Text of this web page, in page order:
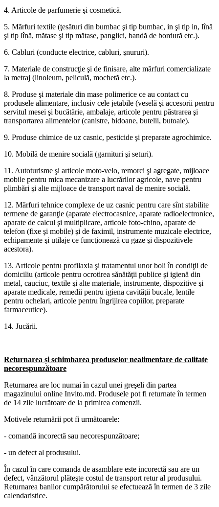
4. Articole de parfumerie şi cosmetică.
5. Mărfuri textile (ţesături din bumbac şi tip bumbac, in şi tip in, lînă
şi tip lînă, mătase şi tip mătase, panglici, bandă de bordură etc.).
6. Cabluri (conducte electrice, cabluri, şnururi).
7. Materiale de construcţie şi de finisare, alte mărfuri comercializate
la metraj (linoleum, peliculă, mochetă etc.).
8. Produse şi materiale din mase polimerice ce au contact cu
produsele alimentare, inclusiv cele jetabile (veselă şi accesorii pentru
servitul mesei şi bucătărie, ambalaje, articole pentru păstrarea şi
transportarea alimentelor (canistre, bidoane, butelii, butoaie).
9. Produse chimice de uz casnic, pesticide şi preparate agrochimice.
10. Mobilă de menire socială (garnituri şi seturi).
11. Autoturisme şi articole moto-velo, remorci şi agregate, mijloace
mobile pentru mica mecanizare a lucrărilor agricole, nave pentru
plimbări şi alte mijloace de transport naval de menire socială.
12. Mărfuri tehnice complexe de uz casnic pentru care sînt stabilite
termene de garanţie (aparate electrocasnice, aparate radioelectronice,
aparate de calcul şi multiplicare, articole foto-chino, aparate de
telefon (fixe şi mobile) şi de faximil, instrumente muzicale electrice,
echipamente şi utilaje ce funcţionează cu gaze şi dispozitivele
acestora).
13. Articole pentru profilaxia şi tratamentul unor boli în condiţii de
domiciliu (articole pentru ocrotirea sănătăţii publice şi igienă din
metal, cauciuc, textile şi alte materiale, instrumente, dispozitive şi
aparate medicale, remedii pentru igiena cavităţii bucale, lentile
pentru ochelari, articole pentru îngrijirea copiilor, preparate
farmaceutice).
14. Jucării.
Returnarea și schimbarea produselor nealimentare de calitate
necorespunzătoare
Returnarea are loc numai în cazul unei greşeli din partea
magazinului online Invito.md. Produsele pot fi returnate în termen
de 14 zile lucrătoare de la primirea comenzii.
Motivele returnării pot fi următoarele:
- comandă incorectă sau necorespunzătoare;
- un defect al produsului.
În cazul în care comanda de asamblare este incorectă sau are un
defect, vânzătorul plăteşte costul de transport retur al produsului.
Returnarea banilor cumpărătorului se efectuează în termen de 3 zile
calendaristice.